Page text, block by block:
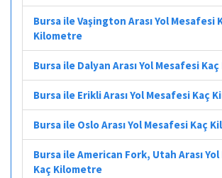
Bursa ile Vaşington Arası Yol Mesafesi
Kilometre
Bursa ile Dalyan Arası Yol Mesafesi
Bursa ile Erikli Arası Yol Mesafesi Kaç
Bursa ile Oslo Arası Yol Mesafesi Kaç
Bursa ile American Fork, Utah Arası
Kaç Kilometre